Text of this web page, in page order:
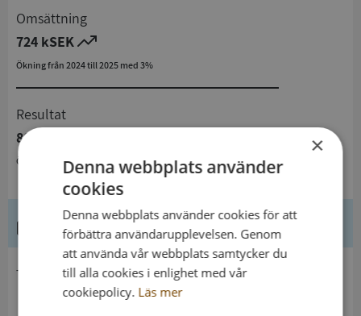
Omsättning
724 kSEK
Ökning från 2024 till 2025 med 3%
Resultat
88 kSEK
Ökning från 2024 till 2025
Kontaktuppgifter
×
Denna webbplats använder
cookies
Denna webbplats använder cookies för att
förbättra användarupplevelsen. Genom
att använda vår webbplats samtycker du
till alla cookies i enlighet med vår
cookiepolicy. Läs mer